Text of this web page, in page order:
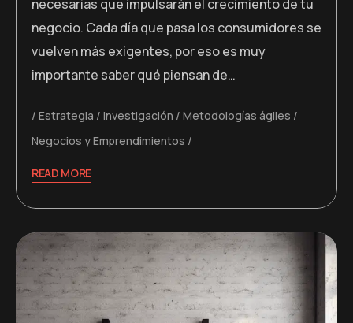
necesarias que impulsarán el crecimiento de tu
negocio. Cada día que pasa los consumidores se
vuelven más exigentes, por eso es muy
importante saber qué piensan de…
Estrategia Investigación
Metodologías ágiles
Negocios y Emprendimientos
READ MORE